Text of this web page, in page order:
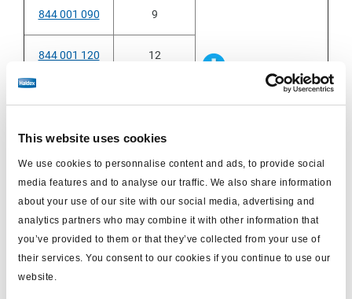
This website uses cookies
We use cookies to personnalise content and ads, to provide social
media features and to analyse our traffic. We also share information
about your use of our site with our social media, advertising and
analytics partners who may combine it with other information that
you’ve provided to them or that they’ve collected from your use of
their services. You consent to our cookies if you continue to use our
website.
844 001 090 9
844 001 120 12
844 001 160 16
844 001 180 18
Pièces supplémentaires pour
l'adaptation du MGX